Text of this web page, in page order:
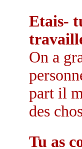
Etais-
On a
part il
des
Tu as